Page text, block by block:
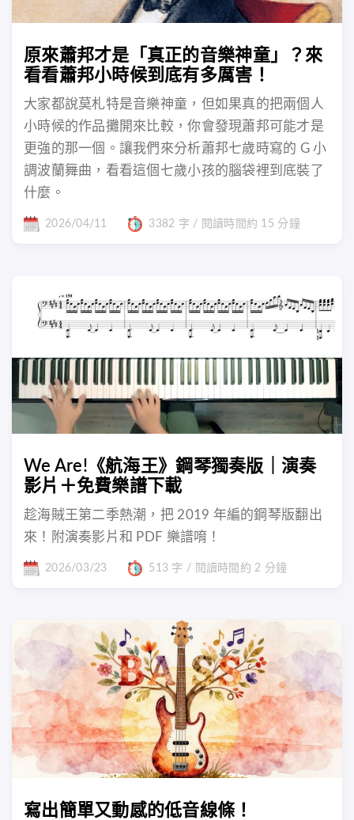
原來蕭邦才是「真正的音樂神童」？來
看看蕭邦小時候到底有多厲害！
大家都說莫札特是音樂神童，但如果真的把兩個人
小時候的作品攤開來比較，你會發現蕭邦可能才是
更強的那一個。讓我們來分析蕭邦七歲時寫的 G 小
調波蘭舞曲，看看這個七歲小孩的腦袋裡到底裝了
什麼。
2026/04/11 3382 字 / 閱讀時間約 15 分鐘
We Are!《航海王》鋼琴獨奏版｜演奏
影片＋免費樂譜下載
趁海賊王第二季熱潮，把 2019 年編的鋼琴版翻出
來！附演奏影片和 PDF 樂譜唷！
2026/03/23 513 字 / 閱讀時間約 2 分鐘
寫出簡單又動感的低音線條！